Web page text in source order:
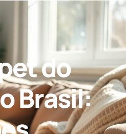
do
Brasil: